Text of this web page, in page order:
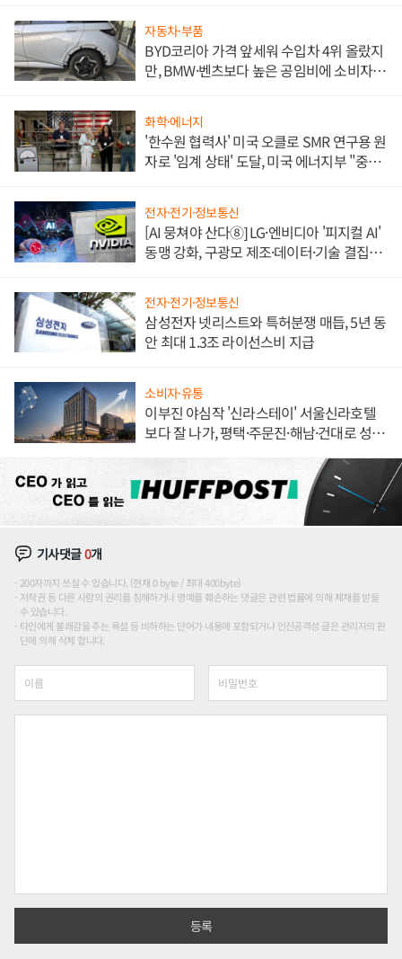
자동차·부품
BYD코리아 가격 앞세워 수입차 4위 올랐지
만, BMW·벤츠보다 높은 공임비에 소비자
화학·에너지
'한수원 협력사' 미국 오클로 SMR 연구용 원
자로 '임계 상태' 도달, 미국 에너지부 "중요
전자·전기·정보통신
[AI 뭉쳐야 산다⑧] LG·엔비디아 '피지컬 AI'
동맹 강화, 구광모 제조·데이터·기술 결집
전자·전기·정보통신
삼성전자 넷리스트와 특허분쟁 매듭, 5년 동
안 최대 1.3조 라이선스비 지급
소비자·유통
이부진 야심작 '신라스테이' 서울신라호텔
보다 잘 나가, 평택·주문진·해남·건대로 성
기사댓글0개
200자까지 쓰실 수 있습니다. (현재 0 byte / 최대 400byte)
저작권 등 다른 사람의 권리를 침해하거나 명예를 훼손하는 댓글은 관련 법률에 의해 제재를 받을
수 있습니다.
타인에게 불쾌감을 주는 욕설 등 비하하는 단어가 내용에 포함되거나 인신공격성 글은 관리자의 판
단에 의해 삭제 합니다.